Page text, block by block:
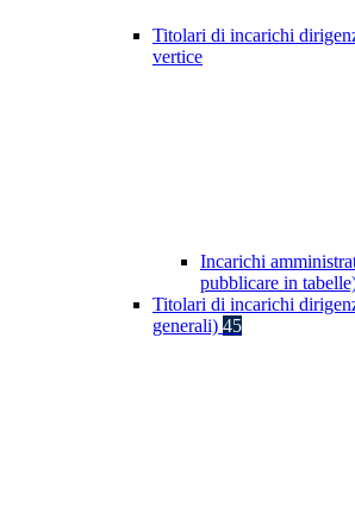
Titolari di incarichi
vertice
Incarichi
pubblicare in
Titolari di incarichi
generali) 45